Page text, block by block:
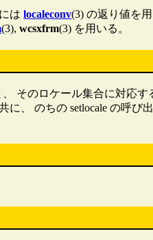
はlocaleconv(3) の返り値を
(3),wcsxfrm(3) を用いる。
そのロケール集合に対応
に、 のちの setlocale の呼